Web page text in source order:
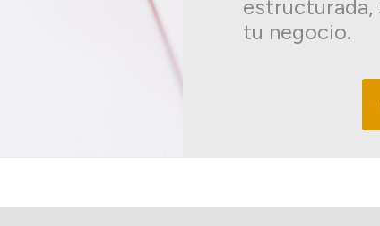
tu negocio.